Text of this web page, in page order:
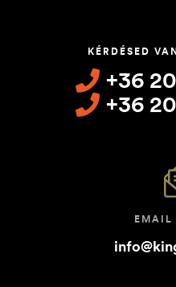
KÉRDÉSED
+36
+36
EMAIL